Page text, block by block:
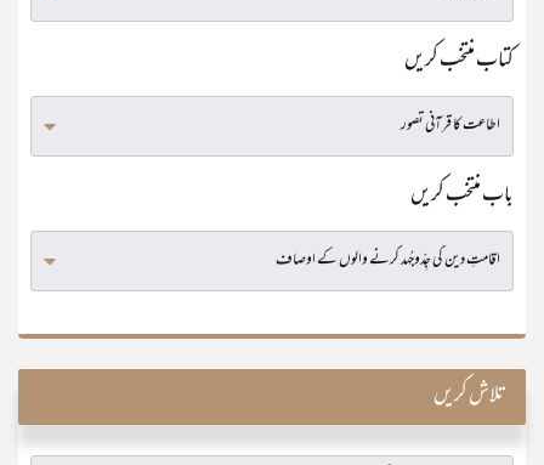
کتاب منتخب کریں
باب منتخب کریں
تلاش کریں